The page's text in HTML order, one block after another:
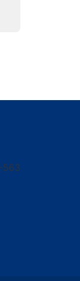
563